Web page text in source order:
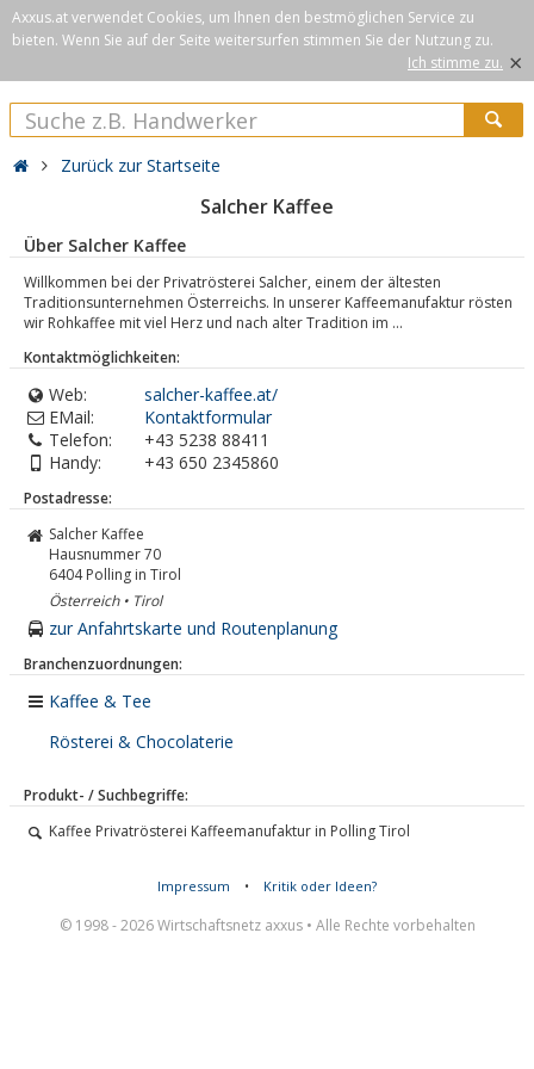
Axxus.at verwendet Cookies, um Ihnen den bestmöglichen Service zu
bieten. Wenn Sie auf der Seite weitersurfen stimmen Sie der Nutzung zu.
Ich stimme zu. ×
Zurück zur Startseite
Salcher Kaffee
Über Salcher Kaffee
Willkommen bei der Privatrösterei Salcher, einem der ältesten
Traditionsunternehmen Österreichs. In unserer Kaffeemanufaktur rösten
wir Rohkaffee mit viel Herz und nach alter Tradition im ...
Kontaktmöglichkeiten:
Web:
salcher-kaffee.at/
EMail:
Kontaktformular
Telefon:
+43 5238 88411
Handy:
+43 650 2345860
Postadresse:
Salcher Kaffee
Hausnummer 70
6404 Polling in Tirol
Österreich • Tirol
zur Anfahrtskarte und Routenplanung
Branchenzuordnungen:
Kaffee & Tee
Rösterei & Chocolaterie
Produkt- / Suchbegriffe:
Kaffee Privatrösterei Kaffeemanufaktur in Polling Tirol
Impressum • Kritik oder Ideen?
© 1998 - 2026 Wirtschaftsnetz axxus • Alle Rechte vorbehalten